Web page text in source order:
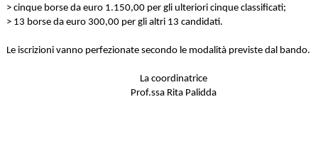
> cinque borse da euro 1.150,00 per gli ulteriori cinque classificati;
> 13 borse da euro 300,00 per gli altri 13 candidati.
Le iscrizioni vanno perfezionate secondo le modalità previste dal bando.
La coordinatrice
Prof.ssa Rita Palidda